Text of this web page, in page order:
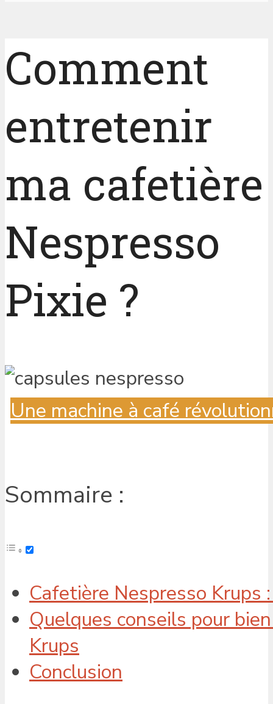
Comment
entretenir
ma cafetière
Nespresso
Pixie ?
Une machine à café
Sommaire :
Cafetière Nespresso Krups
Quelques conseils pour
Krups
Conclusion